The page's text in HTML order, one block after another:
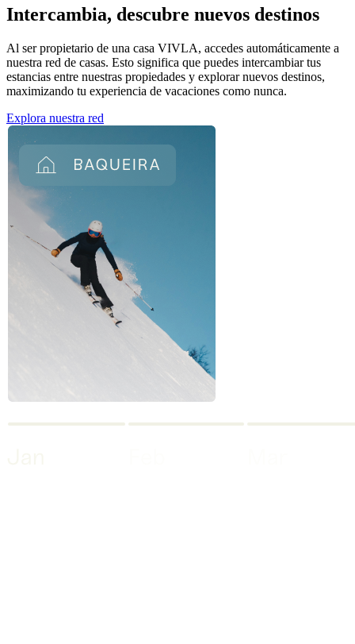
Intercambia, descubre nuevos destinos
Al ser propietario de una casa VIVLA, accedes automáticamente a
nuestra red de casas. Esto significa que puedes intercambiar tus
estancias entre nuestras propiedades y explorar nuevos destinos,
maximizando tu experiencia de vacaciones como nunca.
Explora nuestra red